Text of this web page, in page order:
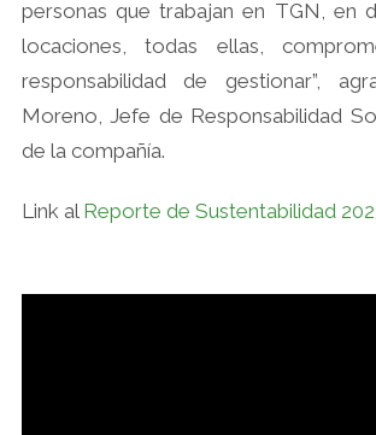
personas que trabajan en TGN, en
locaciones, todas ellas,
responsabilidad de gestionar”,
Moreno, Jefe de Responsabilidad
de la compañía.
Link al Reporte de Sustentabilidad